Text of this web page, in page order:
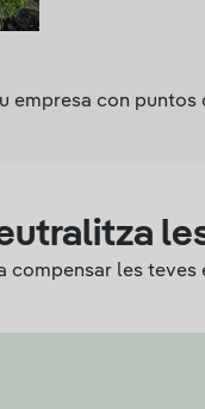
empresa con
compensar les